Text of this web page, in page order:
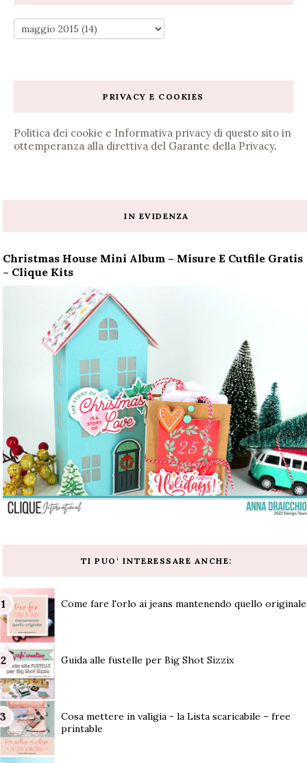
PRIVACY E COOKIES
Politica dei cookie e Informativa privacy di questo sito in
ottemperanza alla direttiva del Garante della Privacy.
IN EVIDENZA
Christmas House Mini Album – Misure E Cutfile Gratis
– Clique Kits
TI PUO' INTERESSARE ANCHE:
Come fare l'orlo ai jeans mantenendo quello originale
Guida alle fustelle per Big Shot Sizzix
Cosa mettere in valigia - la Lista scaricabile – free
printable